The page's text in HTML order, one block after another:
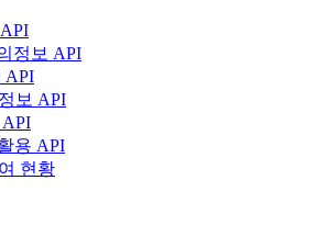
정보 API
API
보 API
용 API
현황